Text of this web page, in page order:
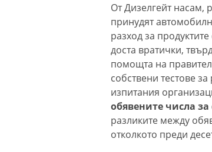
От Дизелгейт насам,
принудят
разход за
доста вратички,
помощта на
собствени тестове
изпитания
обявените числа за
разликите между
отколкото преди